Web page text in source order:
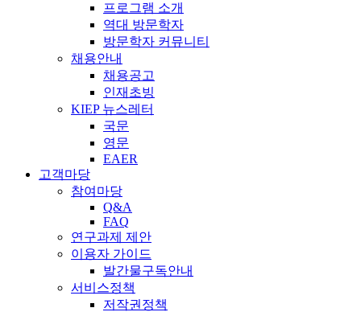
프로그램 소개
역대 방문학자
방문학자 커뮤니티
채용안내
채용공고
인재초빙
KIEP 뉴스레터
국문
영문
EAER
고객마당
참여마당
Q&A
FAQ
연구과제 제안
이용자 가이드
발간물구독안내
서비스정책
저작권정책